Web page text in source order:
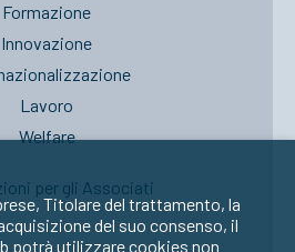
Formazione
Innovazione
Lavoro
Welfare
per gli Associati
Titolare del trattamento, la
del suo consenso, il
potrà utilizzare cookies non